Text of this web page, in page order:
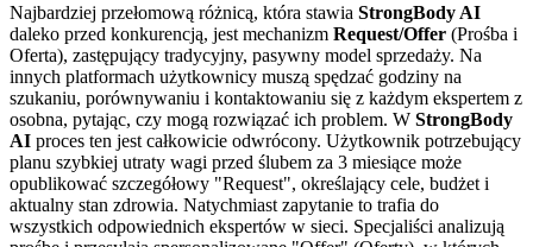
Najbardziej przełomową różnicą, która stawia StrongBody AI
daleko przed konkurencją, jest mechanizm Request/Offer (Prośba i
Oferta), zastępujący tradycyjny, pasywny model sprzedaży. Na
innych platformach użytkownicy muszą spędzać godziny na
szukaniu, porównywaniu i kontaktowaniu się z każdym ekspertem z
osobna, pytając, czy mogą rozwiązać ich problem. W StrongBody
AI proces ten jest całkowicie odwrócony. Użytkownik potrzebujący
planu szybkiej utraty wagi przed ślubem za 3 miesiące może
opublikować szczegółowy "Request", określający cele, budżet i
aktualny stan zdrowia. Natychmiast zapytanie to trafia do
wszystkich odpowiednich ekspertów w sieci. Specjaliści analizują